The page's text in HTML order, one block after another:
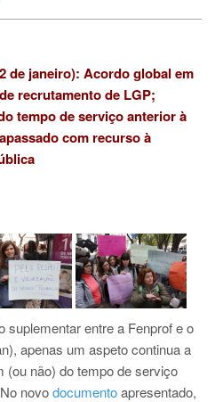
de janeiro): Acordo global em
recrutamento de LGP;
tempo de serviço anterior à
com recurso à
suplementar entre a Fenprof e o
apenas um aspeto continua a
(ou não) do tempo de serviço
novodocumentoapresentado,